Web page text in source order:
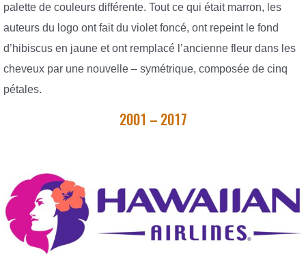
palette de couleurs différente. Tout ce qui était marron, les
auteurs du logo ont fait du violet foncé, ont repeint le fond
d’hibiscus en jaune et ont remplacé l’ancienne fleur dans les
cheveux par une nouvelle – symétrique, composée de cinq
pétales.
2001 – 2017